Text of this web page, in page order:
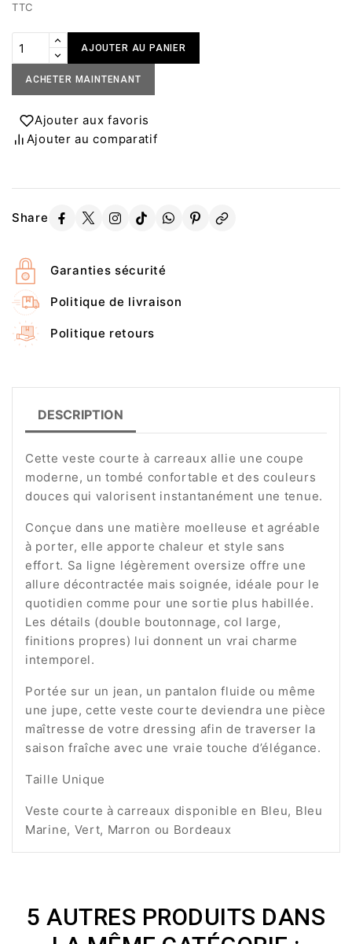
TTC
AJOUTER AU PANIER
ACHETER MAINTENANT
Ajouter aux favoris
Ajouter au comparatif
Share
Garanties sécurité
Politique de livraison
Politique retours
DESCRIPTION
Cette veste courte à carreaux allie une coupe
moderne, un tombé confortable et des couleurs
douces qui valorisent instantanément une tenue.
Conçue dans une matière moelleuse et agréable
à porter, elle apporte chaleur et style sans
effort. Sa ligne légèrement oversize offre une
allure décontractée mais soignée, idéale pour le
quotidien comme pour une sortie plus habillée.
Les détails (double boutonnage, col large,
finitions propres) lui donnent un vrai charme
intemporel.
Portée sur un jean, un pantalon fluide ou même
une jupe, cette veste courte deviendra une pièce
maîtresse de votre dressing afin de traverser la
saison fraîche avec une vraie touche d’élégance.
Taille Unique
Veste courte à carreaux disponible en Bleu, Bleu
Marine, Vert, Marron ou Bordeaux
5 AUTRES PRODUITS DANS